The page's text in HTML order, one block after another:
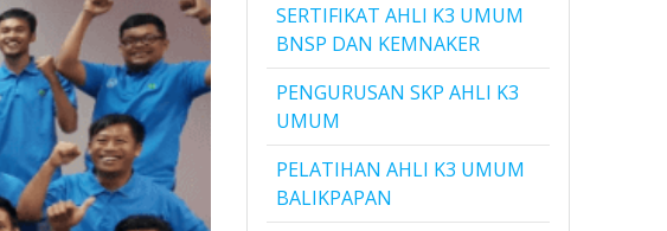
SERTIFIKAT AHLI K3 UMUM
BNSP DAN KEMNAKER
PENGURUSAN SKP AHLI K3
UMUM
PELATIHAN AHLI K3 UMUM
BALIKPAPAN